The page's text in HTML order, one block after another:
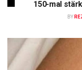
150-mal
BY